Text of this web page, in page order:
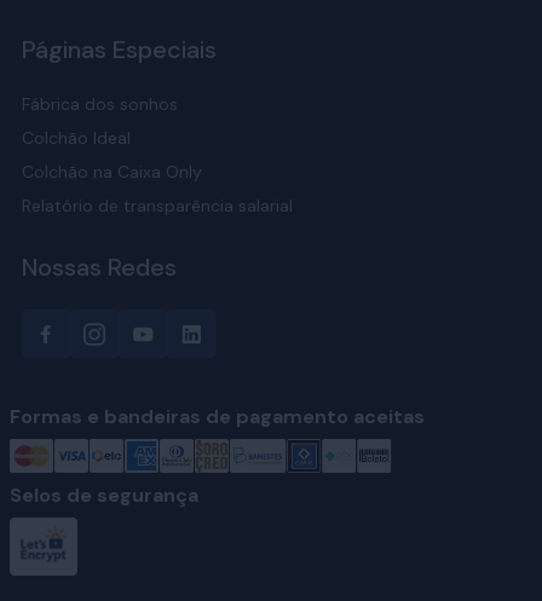
Páginas Especiais
Fábrica dos sonhos
Colchão Ideal
Colchão na Caixa Only
Relatório de transparência salarial
Nossas Redes
Formas e bandeiras de pagamento aceitas
Selos de segurança